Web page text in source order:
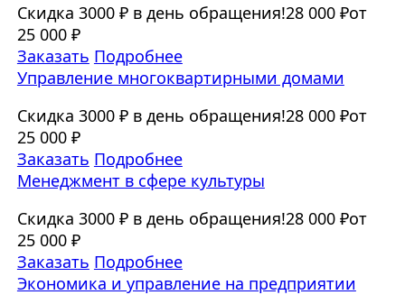
Скидка 3000 ₽ в день обращения!28 000 ₽от
25 000 ₽
Заказать Подробнее
Управление многоквартирными домами
Скидка 3000 ₽ в день обращения!28 000 ₽от
25 000 ₽
Заказать Подробнее
Менеджмент в сфере культуры
Скидка 3000 ₽ в день обращения!28 000 ₽от
25 000 ₽
Заказать Подробнее
Экономика и управление на предприятии